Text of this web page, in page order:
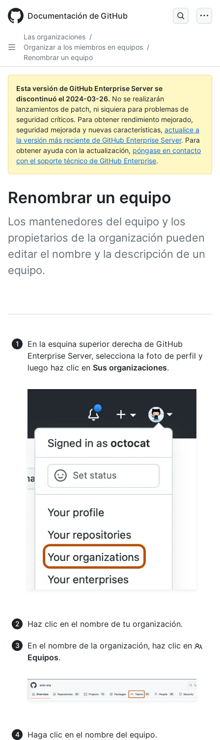
main
Documentación de GitHub
Las organizaciones /
Organizar a los miembros en equipos /
Renombrar un equipo
Esta versión de GitHub Enterprise Server se
discontinuó el 2024-03-26. No se realizarán
lanzamientos de patch, ni siquiera para problemas de
seguridad críticos. Para obtener rendimiento mejorado,
seguridad mejorada y nuevas características, actualice a
la versión más reciente de GitHub Enterprise Server. Para
obtener ayuda con la actualización, póngase en contacto
con el soporte técnico de GitHub Enterprise.
Renombrar un equipo
Los mantenedores del equipo y los
propietarios de la organización pueden
editar el nombre y la descripción de un
equipo.
En la esquina superior derecha de GitHub
Enterprise Server, selecciona la foto de perfil y
luego haz clic en Sus organizaciones.
Haz clic en el nombre de tu organización.
En el nombre de la organización, haz clic en
Equipos.
Haga clic en el nombre del equipo.